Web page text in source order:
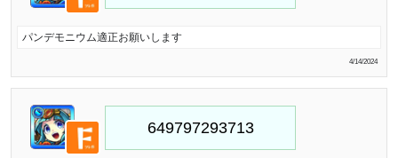
パンデモニウム適正お願いします
4/14/2024